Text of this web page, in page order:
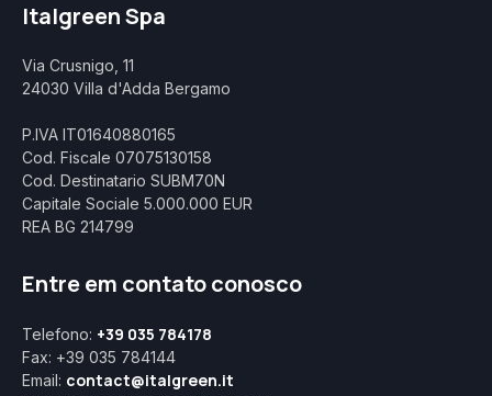
Italgreen Spa
Via Crusnigo, 11
24030 Villa d'Adda Bergamo
P.IVA IT01640880165
Cod. Fiscale 07075130158
Cod. Destinatario SUBM70N
Capitale Sociale 5.000.000 EUR
REA BG 214799
Entre em contato conosco
Telefono: +39 035 784178
Fax: +39 035 784144
Email: contact@italgreen.it